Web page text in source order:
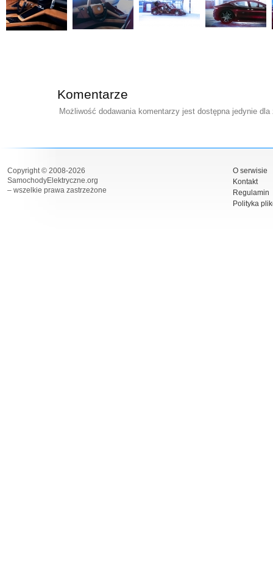
Komentarze
Możliwość dodawania komentarzy jest dostępna jedynie
Copyright © 2008-2026
SamochodyElektryczne.org
– wszelkie prawa zastrzeżone
O serwisie
Kontakt
Regulamin
Polityka